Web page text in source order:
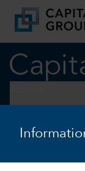
TECHNOLOGIE ET
Investir